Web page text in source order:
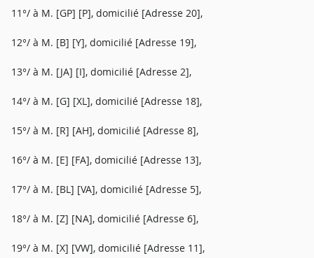
11°/ à M. [GP] [P], domicilié [Adresse 20],
12°/ à M. [B] [Y], domicilié [Adresse 19],
13°/ à M. [JA] [I], domicilié [Adresse 2],
14°/ à M. [G] [XL], domicilié [Adresse 18],
15°/ à M. [R] [AH], domicilié [Adresse 8],
16°/ à M. [E] [FA], domicilié [Adresse 13],
17°/ à M. [BL] [VA], domicilié [Adresse 5],
18°/ à M. [Z] [NA], domicilié [Adresse 6],
19°/ à M. [X] [VW], domicilié [Adresse 11],